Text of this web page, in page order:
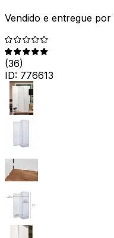
Vendido e entregue por
(36)
ID: 776613